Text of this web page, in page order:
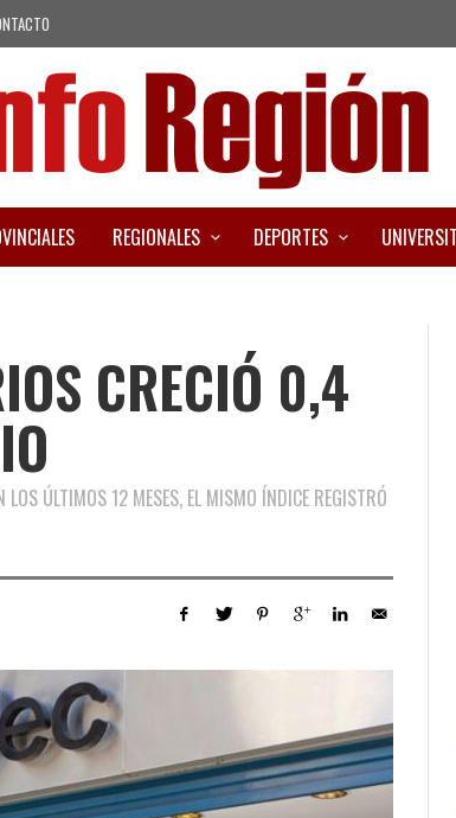
REGIONALES DEPORTES
CRECIÓ 0,4
ÚLTIMOS 12 MESES, EL MISMO ÍNDICE REGISTRÓ